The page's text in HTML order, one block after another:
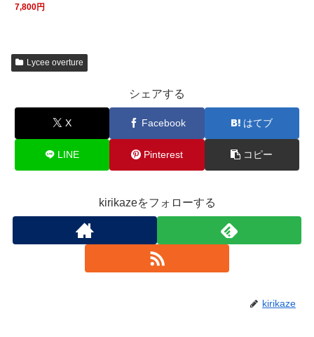
7,800円
Lycee overture
シェアする
X Facebook はてブ
LINE Pinterest コピー
kirikazeをフォローする
kirikaze